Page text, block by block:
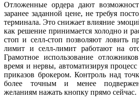
Отложенные ордера дают
заранее заданной цене, не требуя
терминала. Это снижает влияние
как решение принимается холодно и
стоп и селл-стоп позволяют ловить
лимит и селл-лимит работают на
Грамотное использование
время и нервы, автоматизируя
приказов брокером. Контроль над
более точным и менее
желаниям нажать кнопку прямо сейчас.